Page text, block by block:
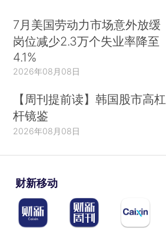
7月美国劳动力市场意外放缓
岗位减少2.3万个失业率降至
4.1%
2026年08月08日
【周刊提前读】韩国股市高杠
杆镜鉴
2026年08月08日
财新移动